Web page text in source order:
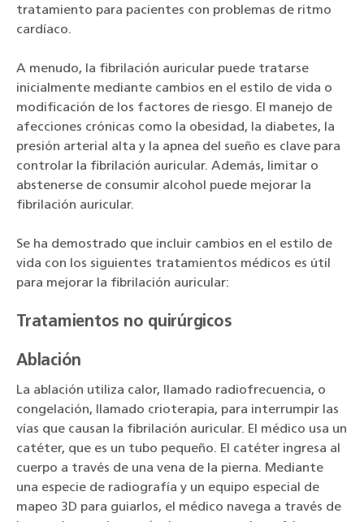
tratamiento para pacientes con problemas de ritmo
cardíaco.
A menudo, la fibrilación auricular puede tratarse
inicialmente mediante cambios en el estilo de vida o
modificación de los factores de riesgo. El manejo de
afecciones crónicas como la obesidad, la diabetes, la
presión arterial alta y la apnea del sueño es clave para
controlar la fibrilación auricular. Además, limitar o
abstenerse de consumir alcohol puede mejorar la
fibrilación auricular.
Se ha demostrado que incluir cambios en el estilo de
vida con los siguientes tratamientos médicos es útil
para mejorar la fibrilación auricular:
Tratamientos no quirúrgicos
Ablación
La ablación utiliza calor, llamado radiofrecuencia, o
congelación, llamado crioterapia, para interrumpir las
vías que causan la fibrilación auricular. El médico usa un
catéter, que es un tubo pequeño. El catéter ingresa al
cuerpo a través de una vena de la pierna. Mediante
una especie de radiografía y un equipo especial de
mapeo 3D para guiarlos, el médico navega a través de